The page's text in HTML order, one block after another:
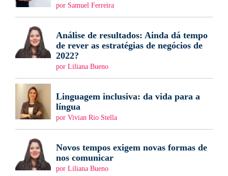
por Samuel Ferreira
Análise de resultados: Ainda dá tempo
de rever as estratégias de negócios de
2022?
por Liliana Bueno
Linguagem inclusiva: da vida para a
língua
por Vivian Rio Stella
Novos tempos exigem novas formas de
nos comunicar
por Liliana Bueno